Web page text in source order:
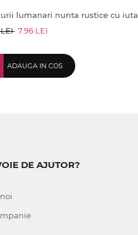
lumanari nunta rustice cu iuta
7.96 LEI
ADAUGA IN COS
DE AJUTOR?